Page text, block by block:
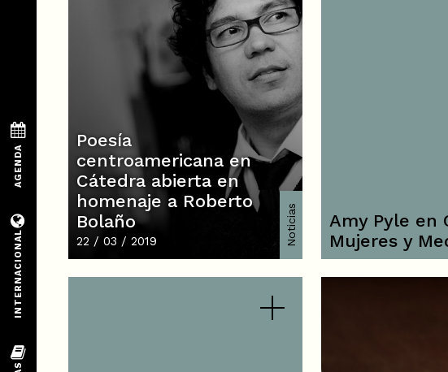
Poesía
centroamericana en
Cátedra abierta en
homenaje a Roberto
Bolaño
22 / 03 / 2019 Noticias
Amy Pyle en
Mujeres y